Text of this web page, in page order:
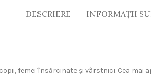
DESCRIERE INFORMAȚII
femei însărcinate și vârstnici. Cea